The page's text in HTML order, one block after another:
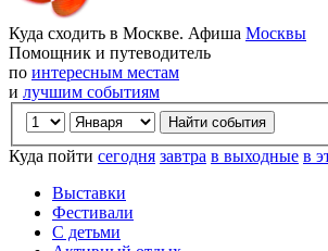
Куда сходить в Москве. Афиша Москвы
Помощник и путеводитель
по интересным местам
и лучшим событиям
Куда пойти сегодня завтра в выходные в
Выставки
Фестивали
С детьми